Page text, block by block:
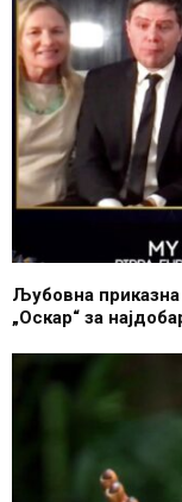
Љубовна
„Оскар“ за